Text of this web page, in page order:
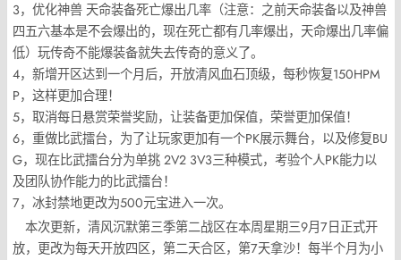
3，优化神兽 天命装备死亡爆出几率（注意：之前天命装备以及神兽
四五六基本是不会爆出的，现在死亡都有几率爆出，天命爆出几率偏
低）玩传奇不能爆装备就失去传奇的意义了。
4，新增开区达到一个月后，开放清风血石顶级，每秒恢复150HPM
P，这样更加合理！
5，取消每日悬赏荣誉奖励，让装备更加保值，荣誉更加保值！
6，重做比武擂台，为了让玩家更加有一个PK展示舞台，以及修复BU
G，现在比武擂台分为单挑 2V2 3V3三种模式，考验个人PK能力以
及团队协作能力的比武擂台！
7，冰封禁地更改为500元宝进入一次。
本次更新，清风沉默第三季第二战区在本周星期三9月7日正式开
放，更改为每天开放四区，第二天合区，第7天拿沙！每半个月为小